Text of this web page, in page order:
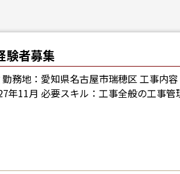
験者募集
務地：愛知県名古屋市瑞穂区 工事内
年11月 必要スキル：工事全般の工事